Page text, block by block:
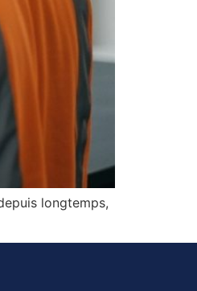
longtemps,